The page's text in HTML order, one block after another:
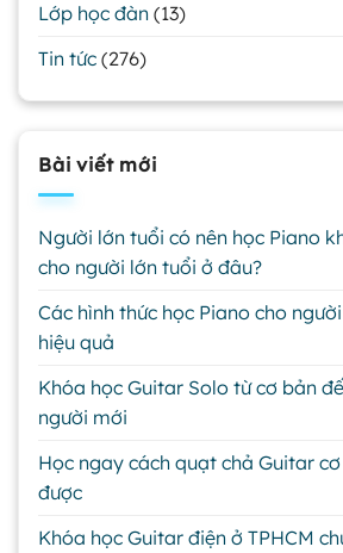
Lớp học đàn (13)
Tin tức (276)
Bài viết mới
Người lớn tuổi có nên học Piano
cho người lớn tuổi ở đâu?
Các hình thức học Piano cho
hiệu quả
Khóa học Guitar Solo từ cơ bản
người mới
Học ngay cách quạt chả Guitar
được
Khóa học Guitar điện ở TPHCM